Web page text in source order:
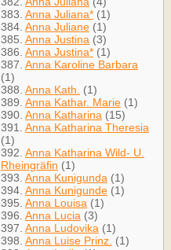
383. Anna Juliana* (1)
384. Anna Juliane (1)
385. Anna Justina (3)
386. Anna Justina* (1)
387. Anna Karoline Barbara
(1)
388. Anna Kath.
(1)
389. Anna Kathar. Marie (1)
390. Anna Katharina (15)
391. Anna Katharina Theresia
(1)
392. Anna Katharina Wild- U.
Rheingräfin (1)
393. Anna Kunigunda (1)
394. Anna Kunigunde (1)
395. Anna Louisa (1)
396. Anna Lucia (3)
397. Anna Ludovika (1)
398. Anna Luise Prinz. (1)